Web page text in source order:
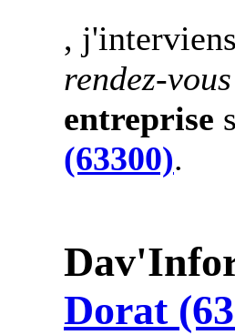
,
rendez-
entreprise
(63300).
Dorat